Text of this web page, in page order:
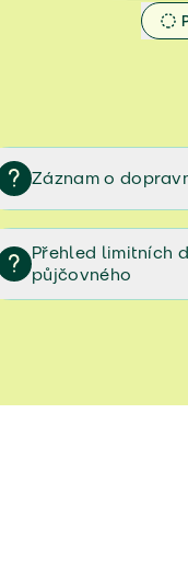
Záznam o
Záznam o dopravní
Přehled limitních
půjčovného